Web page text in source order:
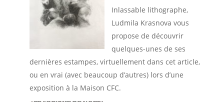
Inlassable lithographe,
Ludmila Krasnova vous
propose de découvrir
quelques-unes de ses
dernières estampes, virtuellement dans cet article,
ou en vrai (avec beaucoup d’autres) lors d’une
exposition à la Maison CFC.